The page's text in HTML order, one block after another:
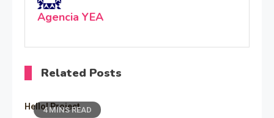
Agencia YEA
Related Posts
4 MINS READ
Hello! Project